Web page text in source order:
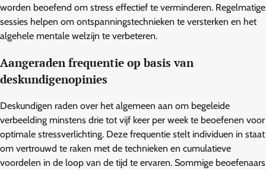
worden beoefend om stress effectief te verminderen. Regelmatige
sessies helpen om ontspanningstechnieken te versterken en het
algehele mentale welzijn te verbeteren.
Aangeraden frequentie op basis van
deskundigenopinies
Deskundigen raden over het algemeen aan om begeleide
verbeelding minstens drie tot vijf keer per week te beoefenen voor
optimale stressverlichting. Deze frequentie stelt individuen in staat
om vertrouwd te raken met de technieken en cumulatieve
voordelen in de loop van de tijd te ervaren. Sommige beoefenaars